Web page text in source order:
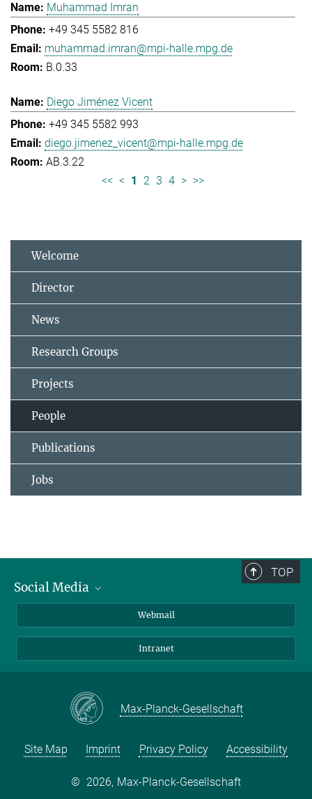
Muhammad Imran
+49 345 5582 816
muhammad.imran@mpi-halle.mpg.de
B.0.33
Diego Jiménez Vicent
+49 345 5582 993
diego.jimenez_vicent@mpi-halle.mpg.de
AB.3.22
<< < 1 2 3 4 > >>
Welcome
Director
News
Research Groups
Projects
People
Publications
Jobs
TOP
Social Media
YouTube
Webmail
Intranet
Max-Planck-Gesellschaft
Site Map Imprint Privacy Policy Accessibility
© 2026, Max-Planck-Gesellschaft